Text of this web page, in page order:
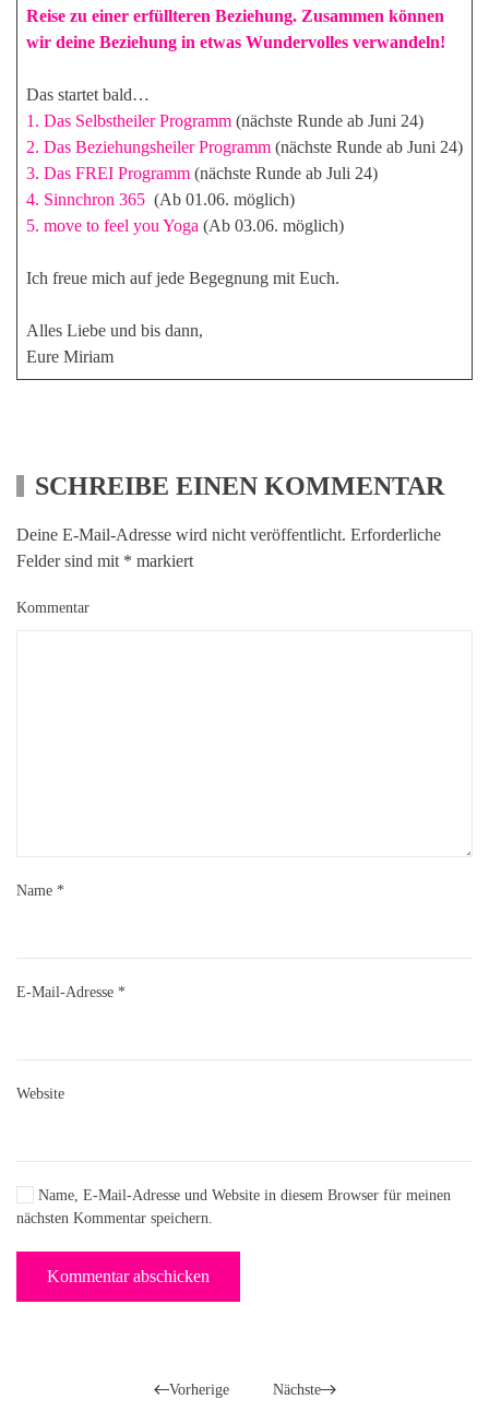
Reise zu einer erfüllteren Beziehung. Zusammen können
wir deine Beziehung in etwas Wundervolles verwandeln!
Das startet bald…
1. Das Selbstheiler Programm (nächste Runde ab Juni 24)
2. Das Beziehungsheiler Programm (nächste Runde ab Juni 24)
3. Das FREI Programm (nächste Runde ab Juli 24)
4. Sinnchron 365 (Ab 01.06. möglich)
5. move to feel you Yoga (Ab 03.06. möglich)
Ich freue mich auf jede Begegnung mit Euch.
Alles Liebe und bis dann,
Eure Miriam
SCHREIBE EINEN KOMMENTAR
Deine E-Mail-Adresse wird nicht veröffentlicht. Erforderliche
Felder sind mit * markiert
Kommentar
Name *
E-Mail-Adresse *
Website
Name, E-Mail-Adresse und Website in diesem Browser für meinen
nächsten Kommentar speichern.
Kommentar abschicken
Vorherige Nächste